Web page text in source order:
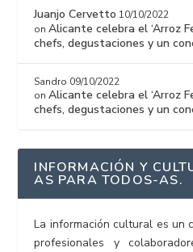
Juanjo Cervetto 10/10/2022
onAlicante celebra el ‘Arroz
chefs, degustaciones y un
Sandro 09/10/2022
onAlicante celebra el ‘Arroz
chefs, degustaciones y un
INFORMACIÓN Y
AS PARA TODOS-AS.
La información cultural es un
profesionales y